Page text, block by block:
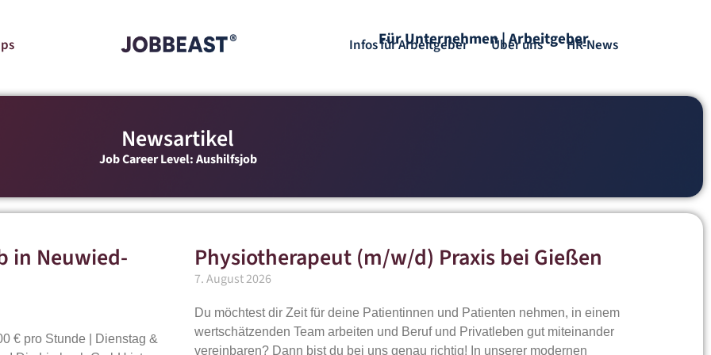
Für Unternehmen | Arbeitgeber
Infos für Arbeitgeber Über uns HR-News
Newsartikel
Job Career Level: Aushilfsjob
in Neuwied-
€ pro Stunde | Dienstag &
Physiotherapeut (m/w/d) Praxis bei Gießen
7. August 2026
Du möchtest dir Zeit für deine Patientinnen und Patienten nehmen, in einem
wertschätzenden Team arbeiten und Beruf und Privatleben gut miteinander
vereinbaren? Dann bist du bei uns genau richtig! In unserer modernen